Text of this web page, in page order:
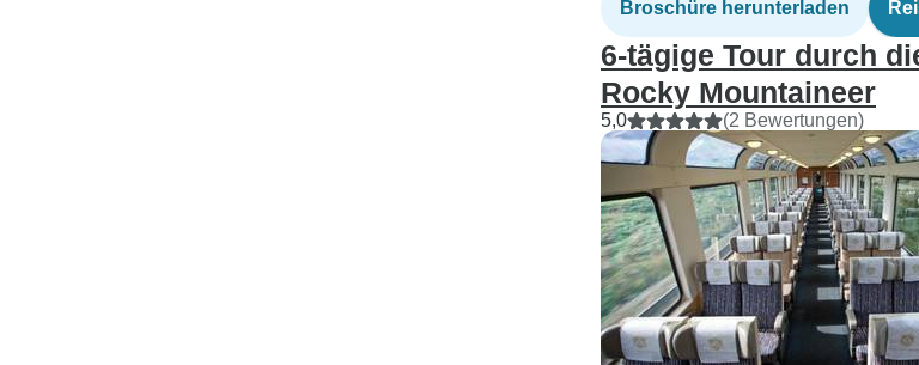
Broschüre herunterladen
6-tägige Tour durch
Rocky Mountaineer
5,0 (2 Bewertungen)